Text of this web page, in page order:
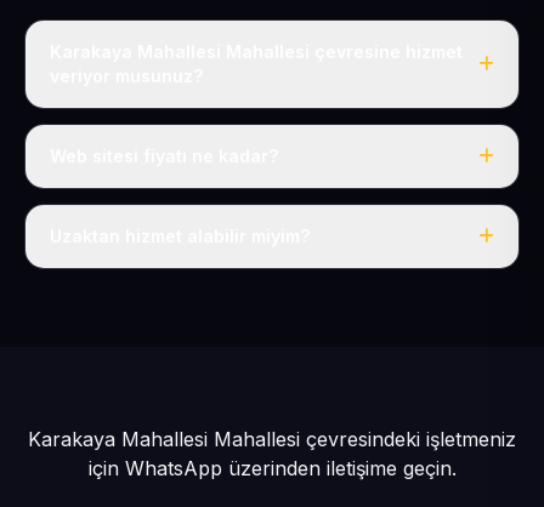
Evet, Karakaya Mahallesi dahil tüm Bünyan ve Bünyan
Tek fiyat: yılda 50 USD + KDV, her şey dahil.
Karakaya Mahallesi Mahallesi çevresindeki işletmeniz
için WhatsApp üzerinden iletişime geçin.